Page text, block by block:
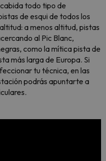
todo tipo de
de esqui de todos los
a menos altitud, pistas
al Pic Blanc,
como la mítica pista de
más larga de Europa. Si
tu técnica, en las
podrás apuntarte a